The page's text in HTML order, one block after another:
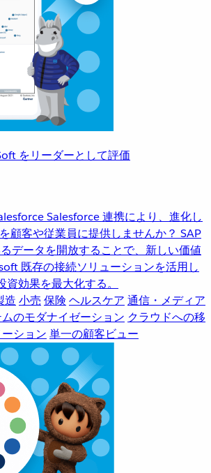
をリーダーとして評価
Salesforce 連携により、進化し
顧客や従業員に提供しませんか？ SAP
データを開放することで、新しい価値
既存の接続ソリューションを活用し
効果を最大化する。
造 小売 保険 ヘルスケア 通信・メディア
のモダナイゼーション クラウドへの移
ション 単一の顧客ビュー